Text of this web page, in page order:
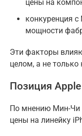
цены на
конкуренция с
мощности
Эти факторы
целом, а не только
Позиция
По мнению Мин-Чи
цены на линейку